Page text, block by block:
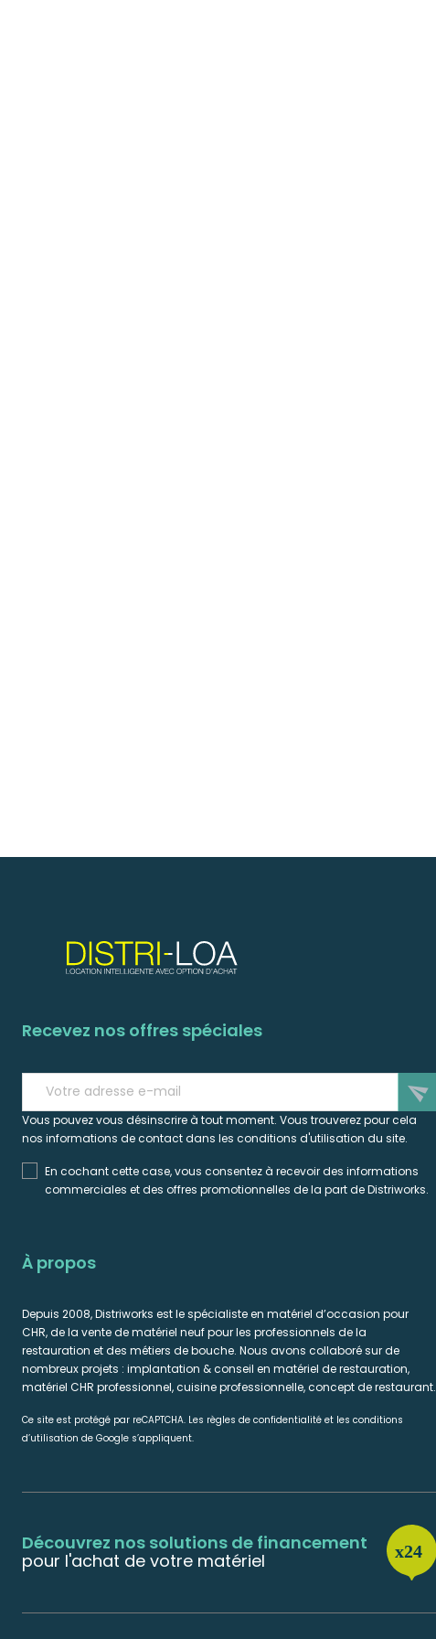
Recevez nos offres spéciales
send
Vous pouvez vous désinscrire à tout moment. Vous trouverez pour cela
nos informations de contact dans les conditions d'utilisation du site.
En cochant cette case, vous consentez à recevoir des informations
commerciales et des offres promotionnelles de la part de Distriworks.
À propos
Depuis 2008, Distriworks est le spécialiste en matériel d’occasion pour
CHR, de la vente de matériel neuf pour les professionnels de la
restauration et des métiers de bouche. Nous avons collaboré sur de
nombreux projets : implantation & conseil en matériel de restauration,
matériel CHR professionnel, cuisine professionnelle, concept de restaurant.
Ce site est protégé par reCAPTCHA. Les règles de confidentialité et les conditions
d’utilisation de Google s’appliquent.
Découvrez nos solutions de financement
pour l'achat de votre matériel